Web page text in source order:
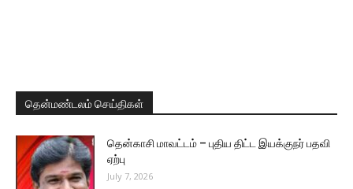
தென்மண்டலம் செய்திகள்
தென்காசி மாவட்டம் – புதிய திட்ட இயக்குநர் பதவி
ஏற்பு
July 7, 2026